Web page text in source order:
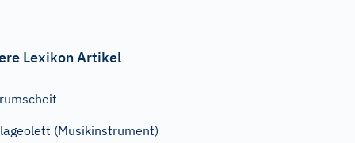
Lexikon Artikel
(Musikinstrument)